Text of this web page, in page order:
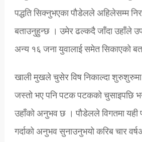
पद्धति सिक्नुभएका पौडेलले अहिलेसम्म
बताउनुहुन्छ । उमेर ढल्कदै जाँदा उहाँले
अन्य १६ जना युवालाई समेत सिकाएको
खाली मुखले चुसेर विष निकाल्दा शुरुशुरुमा
जस्तो भए पनि पटक पटकको चुसाइपछि
उहाँको अनुभव छ । पौडेलले विगतमा यही
गर्दाको अनुभव सुनाउनुभयो करिब चार